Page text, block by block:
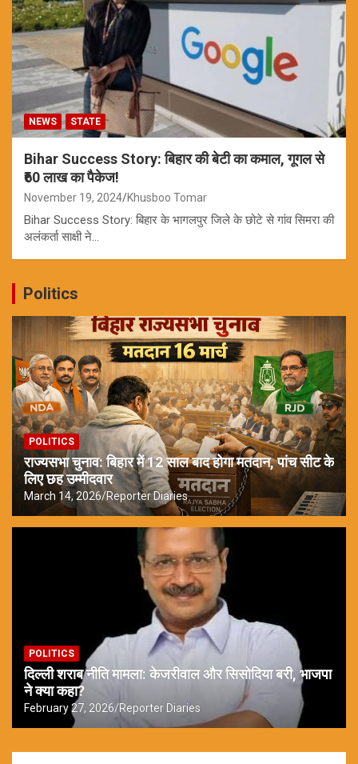
NEWS STATE
Bihar Success Story: बिहार की बेटी का कमाल, गूगल से
₹60 लाख का पैकेज!
November 19, 2024 Khusboo Tomar
Bihar Success Story: बिहार के भागलपुर जिले के छोटे से गांव सिमरा की
अलंकर्ता साक्षी ने…
Politics
POLITICS
राज्यसभा चुनाव: बिहार में 12 साल बाद होगा मतदान, पांच सीट के
लिए छह उम्मीदवार
March 14, 2026 Reporter Diaries
POLITICS
दिल्ली शराब नीति मामला: केजरीवाल और सिसोदिया बरी, भाजपा
ने क्या कहा?
February 27, 2026 Reporter Diaries